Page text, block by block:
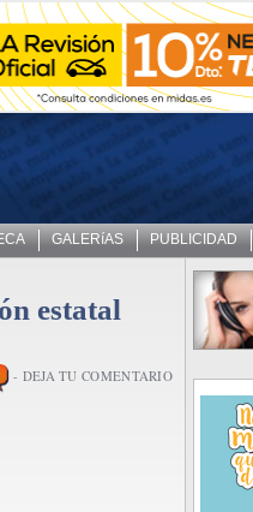
GALERíAS PUBLICIDAD
estatal
- DEJA TU COMENTARIO